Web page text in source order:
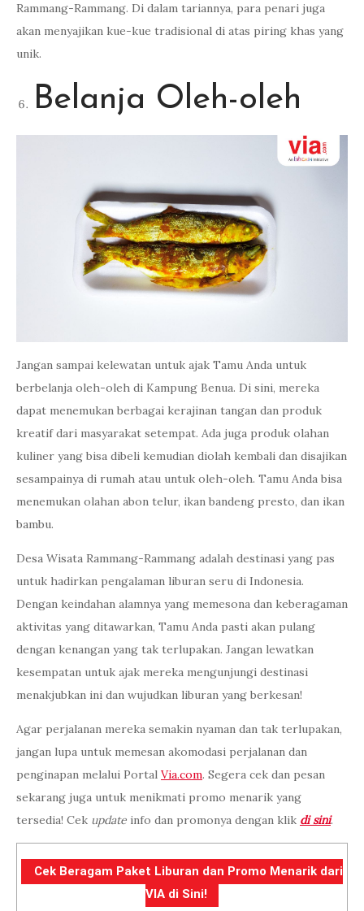
Rammang-Rammang. Di dalam tariannya, para penari juga
akan menyajikan kue-kue tradisional di atas piring khas yang
unik.
Belanja Oleh-oleh
Jangan sampai kelewatan untuk ajak Tamu Anda untuk
berbelanja oleh-oleh di Kampung Benua. Di sini, mereka
dapat menemukan berbagai kerajinan tangan dan produk
kreatif dari masyarakat setempat. Ada juga produk olahan
kuliner yang bisa dibeli kemudian diolah kembali dan disajikan
sesampainya di rumah atau untuk oleh-oleh. Tamu Anda bisa
menemukan olahan abon telur, ikan bandeng presto, dan ikan
bambu.
Desa Wisata Rammang-Rammang adalah destinasi yang pas
untuk hadirkan pengalaman liburan seru di Indonesia.
Dengan keindahan alamnya yang memesona dan keberagaman
aktivitas yang ditawarkan, Tamu Anda pasti akan pulang
dengan kenangan yang tak terlupakan. Jangan lewatkan
kesempatan untuk ajak mereka mengunjungi destinasi
menakjubkan ini dan wujudkan liburan yang berkesan!
Agar perjalanan mereka semakin nyaman dan tak terlupakan,
jangan lupa untuk memesan akomodasi perjalanan dan
penginapan melalui Portal Via.com. Segera cek dan pesan
sekarang juga untuk menikmati promo menarik yang
tersedia! Cek update info dan promonya dengan klik di sini.
Cek Beragam Paket Liburan dan Promo Menarik dari
VIA di Sini!